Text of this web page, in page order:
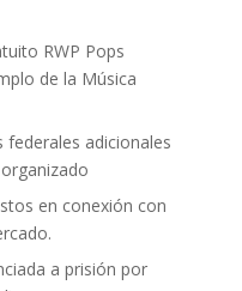
RWP Pops
de la Música
adicionales
en conexión con
a prisión por